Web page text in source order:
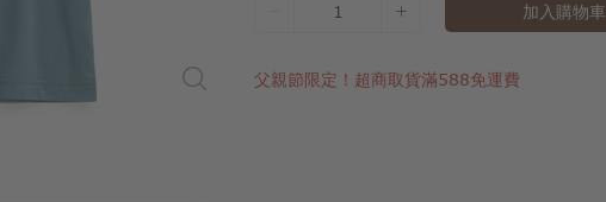
1 加入購物車
父親節限定！超商取貨滿588免運費